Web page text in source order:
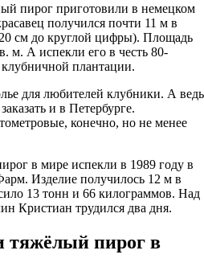
пирог приготовили в немецком
получился почти 11 м в
см до круглой цифры). Площадь
м. А испекли его в честь 80-
плантации.
для любителей клубники. А ведь
и в Петербурге.
конечно, но не менее
в мире испекли в 1989 году в
Изделие получилось 12 м в
13 тонн и 66 килограммов. Над
Кристиан трудился два дня.
пирог в